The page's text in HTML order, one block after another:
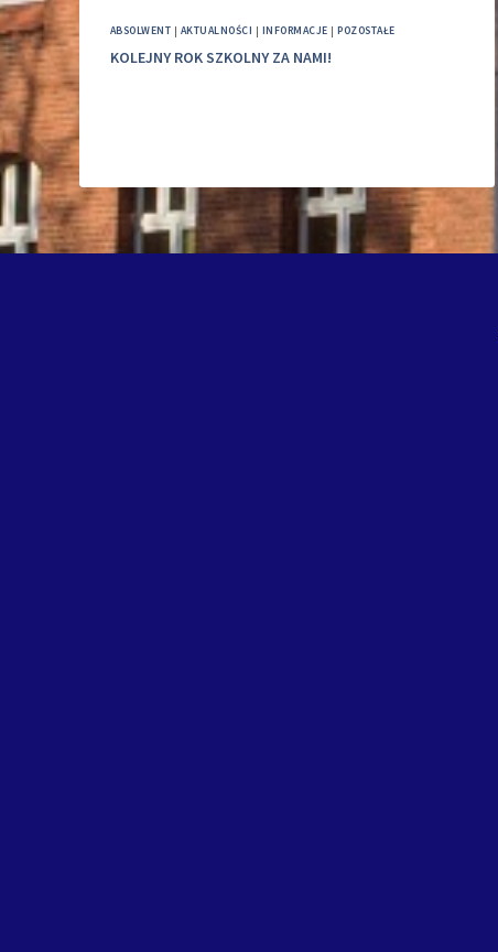
ABSOLWENT | AKTUALNOŚCI | INFORMACJE |POZOSTAŁE
KOLEJNY ROK SZKOLNY ZA NAMI!